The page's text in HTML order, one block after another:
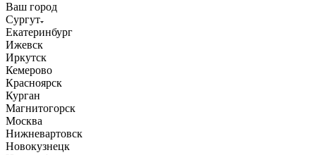
Ваш город
Сургут
Екатеринбург
Ижевск
Иркутск
Кемерово
Красноярск
Курган
Магнитогорск
Москва
Нижневартовск
Новокузнецк